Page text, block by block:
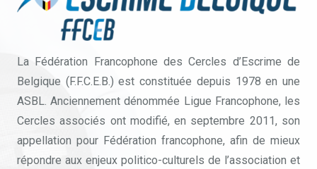
La Fédération Francophone des Cercles d’Escrime de
Belgique (F.F.C.E.B.) est constituée depuis 1978 en une
ASBL. Anciennement dénommée Ligue Francophone, les
Cercles associés ont modifié, en septembre 2011, son
appellation pour Fédération francophone, afin de mieux
répondre aux enjeux politico-culturels de l’association et